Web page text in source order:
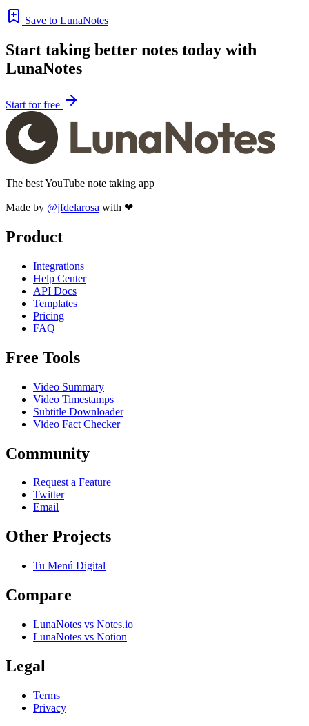
Save to LunaNotes
Start taking better notes today with
LunaNotes
Start for free
The best YouTube note taking app
Made by @jfdelarosa with ❤
Product
Integrations
Help Center
API Docs
Templates
Pricing
FAQ
Free Tools
Video Summary
Video Timestamps
Subtitle Downloader
Video Fact Checker
Community
Request a Feature
Twitter
Email
Other Projects
Tu Menú Digital
Compare
LunaNotes vs Notes.io
LunaNotes vs Notion
Legal
Terms
Privacy